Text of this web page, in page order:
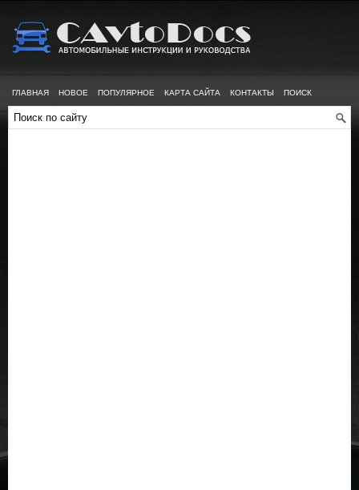
ГЛАВНАЯ НОВОЕ ПОПУЛЯРНОЕ КАРТА САЙТА КОНТАКТЫ ПОИСК